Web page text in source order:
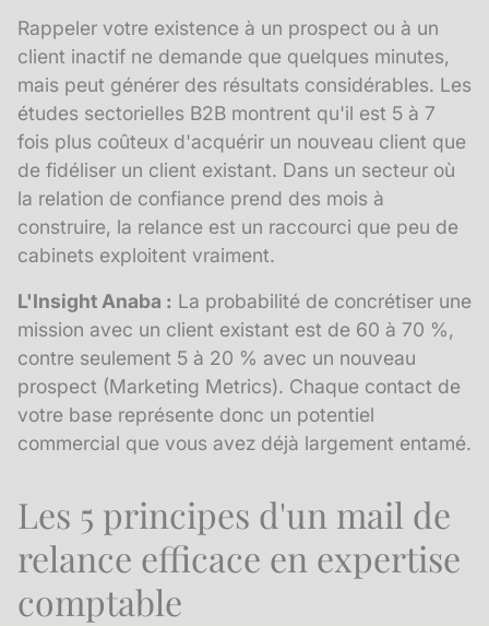
Rappeler votre existence à un prospect ou à un
client inactif ne demande que quelques minutes,
mais peut générer des résultats considérables. Les
études sectorielles B2B montrent qu'il est 5 à 7
fois plus coûteux d'acquérir un nouveau client que
de fidéliser un client existant. Dans un secteur où
la relation de confiance prend des mois à
construire, la relance est un raccourci que peu de
cabinets exploitent vraiment.
L'Insight Anaba : La probabilité de concrétiser une
mission avec un client existant est de 60 à 70 %,
contre seulement 5 à 20 % avec un nouveau
prospect (Marketing Metrics). Chaque contact de
votre base représente donc un potentiel
commercial que vous avez déjà largement entamé.
Les 5 principes d'un mail de
relance efficace en expertise
comptable